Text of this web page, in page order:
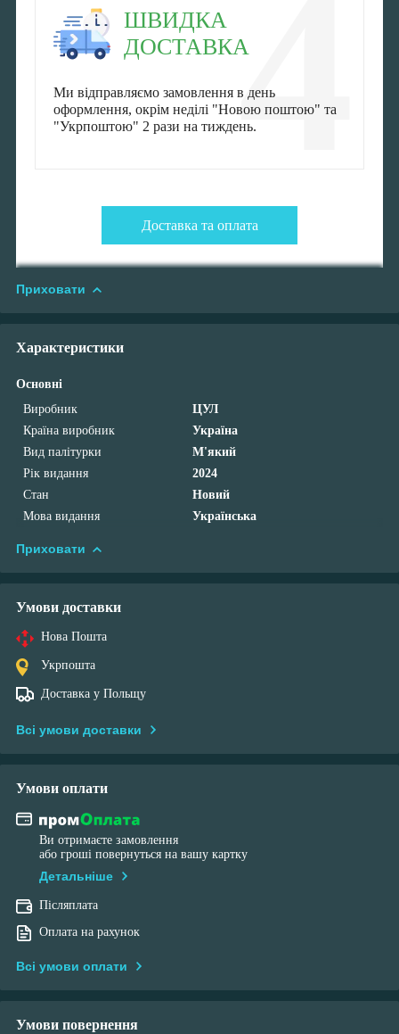
4
ШВИДКА
ДОСТАВКА
Ми відправляємо замовлення в день
оформлення, окрім неділі "Новою поштою" та
"Укрпоштою" 2 рази на тиждень.
Доставка та оплата
Приховати
Характеристики
Основні
Виробник
ЦУЛ
Країна виробник
Україна
Вид палітурки
М'який
Рік видання
2024
Стан
Новий
Мова видання
Українська
Приховати
Умови доставки
Нова Пошта
Укрпошта
Доставка у Польщу
Всі умови доставки
Умови оплати
Ви отримаєте замовлення
або гроші повернуться на вашу картку
Детальніше
Післяплата
Оплата на рахунок
Всі умови оплати
Умови повернення